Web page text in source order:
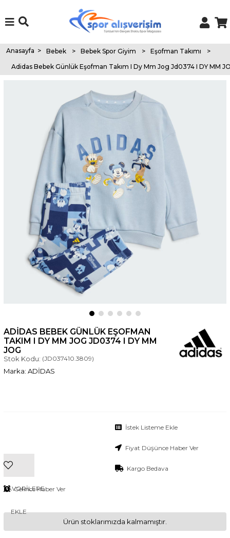
Anasayfa > Bebek > Bebek Spor Giyim > Eşofman Takımı
>
Adidas Bebek Günlük Eşofman Takım I Dy Mm Jog Jd0374 I DY MM
ADIDAS BEBEK GÜNLÜK EŞOFMAN
TAKIM I DY MM JOG JD0374 I DY MM
JOG
Stok Kodu: (JD037410.3809)
ADİDAS
FAVORILERE
EKLE
İstek Listeme Ekle
Fiyat Düşünce Haber Ver
Kargo Bedava
Gelince Haber Ver
Ürün stoklarımızda kalmamıştır.